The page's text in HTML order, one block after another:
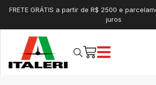
FRETE GRÁTIS a partir de R$ 2500 e
juros